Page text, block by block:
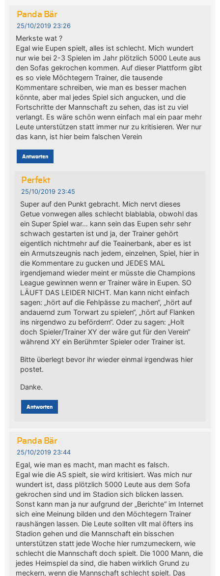
Panda Bär
25/10/2019 23:26
Merkste wat ?
Egal wie Eupen spielt, alles ist schlecht. Mich wundert
nur wie bei 2-3 Spielen im Jahr plötzlich 5000 Leute aus
den Sofas gekrochen kommen. Auf dieser Plattform gibt
es so viele Möchtegern Trainer, die tausende
Kommentare schreiben, wie man es besser machen
könnte, aber mal jedes Spiel sich angucken, und die
Fortschritte der Mannschaft zu sehen, das ist zu viel
verlangt. Es wäre schön wenn einfach mal ein paar mehr
Leute unterstützen statt immer nur zu kritisieren. Wer nur
das kann, ist hier beim falschen Verein
Antworten
Perfekt
25/10/2019 23:45
Super auf den Punkt gebracht. Mich nervt dieses
Getue vonwegen alles schlecht blablabla, obwohl das
ein Super Spiel war… kann sein das Eupen sehr sehr
schwach gestarten ist und ja, der Trainer gehört
eigentlich nichtmehr auf die Teainerbank, aber es ist
ein Armutszeugnis nach jedem, einzelnen, Spiel, hier in
die Kommentare zu gucken und JEDES MAL
irgendjemand wieder meint er müsste die Champions
League gewinnen wenn er Trainer wäre in Eupen. SO
LÄUFT DAS LEIDER NICHT. Man kann nicht einfach
sagen: „hört auf die Fehlpässe zu machen“, „hört auf
andauernd zum Torwart zu spielen“, „hört auf Flanken
ins nirgendwo zu befördern“. Oder zu sagen: „Holt
doch Spieler/Trainer XY der wäre gut für den Verein“
während XY ein Berühmter Spieler oder Trainer ist.
Bitte überlegt bevor ihr wieder einmal irgendwas hier
postet.
Danke.
Antworten
Panda Bär
25/10/2019 23:44
Egal, wie man es macht, man macht es falsch.
Egal wie die AS spielt, sie wird kritisiert. Was mich nur
wundert ist, dass plötzlich 5000 Leute aus dem Sofa
gekrochen sind und im Stadion sich blicken lassen.
Sonst kann man ja nur aufgrund der „Berichte“ im Internet
sich eine Meinung bilden und den Möchtegern Trainer
raushängen lassen. Die Leute sollten vllt mal öfters ins
Stadion gehen und die Mannschaft ein bisschen
unterstützen statt jede Woche hier rumzumeckern, wie
schlecht die Mannschaft doch spielt. Die 1000 Mann, die
jedes Heimspiel da sind, die haben wirklich Grund zu
meckern, wenn die Mannschaft schlecht spielt. Das